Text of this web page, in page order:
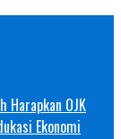
Harapkan OJK
Ekonomi